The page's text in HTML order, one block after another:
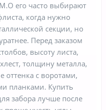
его часто выбирают
когда нужно
секции, но
Перед заказом
высоту листа,
толщину металла,
оттенка с воротами,
планками. Купить
забора лучше после